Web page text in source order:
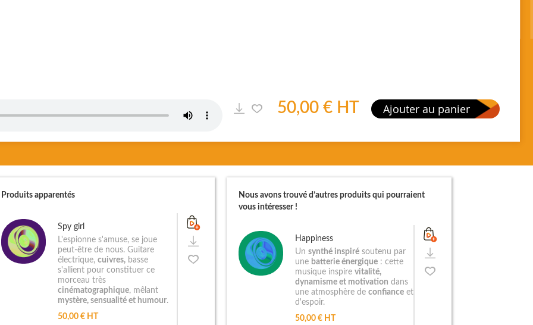
50,00 € HT Ajouter au panier
Produits apparentés
Spy girl
L'espionne s'amuse, se joue
peut-être de nous. Guitare
électrique,cuivres, basse
s'allient pour constituer ce
morceau très
cinématographique, mêlant
mystère, sensualité et humour.
50,00 € HT
Nous avons trouvé d’autres produits qui pourraient
vous intéresser !
Happiness
Un synthé inspirésoutenu par
une batterie énergique: cette
musique inspire vitalité,
dynamisme et motivation dans
une atmosphère de confianceet
d'espoir.
50,00 € HT